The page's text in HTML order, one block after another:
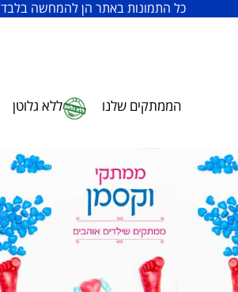
כל התמונות באתר הן להמחשה בלבד
הממתקים שלנו ללא גלוטן